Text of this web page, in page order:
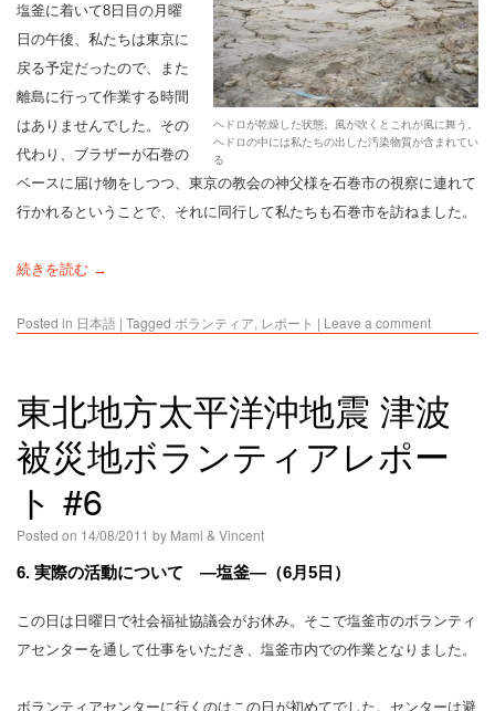
ヘドロが乾燥した状態。風が吹くとこれが風に舞う。
ヘドロの中には私たちの出した汚染物質が含まれてい
る
塩釜に着いて8日目の月曜
日の午後、私たちは東京に
戻る予定だったので、また
離島に行って作業する時間
はありませんでした。その
代わり、ブラザーが石巻の
ベースに届け物をしつつ、東京の教会の神父様を石巻市の視察に連れて
行かれるということで、それに同行して私たちも石巻市を訪ねました。
続きを読む →
Posted in 日本語 | Tagged ボランティア, レポート | Leave a comment
東北地方太平洋沖地震 津波
被災地ボランティアレポー
ト #6
Posted on 14/08/2011 by Mami & Vincent
6. 実際の活動について ―塩釜―（6月5日）
この日は日曜日で社会福祉協議会がお休み。そこで塩釜市のボランティ
アセンターを通して仕事をいただき、塩釜市内での作業となりました。
ボランティアセンターに行くのはこの日が初めてでした。センターは避